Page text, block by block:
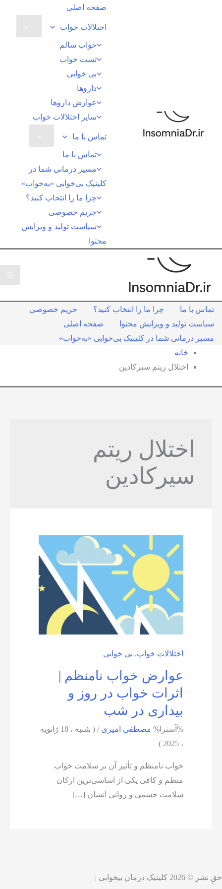
صفحه اصلی
اختلالات خواب
خواب سالم
تست خواب
بی خوابی
داروها
عوارض داروها
سایر اختلالات خواب
تماس با ما
تماس با ما
مسیر درمانی شما در
کلینیک بی‌خوابی «به‌خواب»
چرا ما را انتخاب کنید؟
حریم خصوصی
سیاست تولید و ویرایش
محتوا
تماس با ما چرا ما را انتخاب کنید؟
حریم خصوصی
سیاست تولید و ویرایش محتوا
صفحه اصلی
مسیر درمانی شما در کلینیک بی‌خوابی «به‌خواب»
خانه
اختلال ریتم سیرکادین
اختلال ریتم
سیرکادین
اختلالات خواب, بی خوابی
عوارض خواب نامنظم |
اثرات خواب در روز و
بیداری در شب
%آسترا% مصطفی امیری/
( شنبه ، 18 ژانویه
، 2025 )
خواب نامنظم و تأثیر آن بر سلامت خواب
منظم و کافی یکی از اساسی‌ترین ارکان
سلامت جسمی و روانی انسان […]
حقِ نشر © 2026 کلینیک درمان بیخوابی |